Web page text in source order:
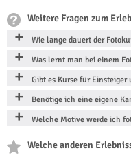
Weitere Fragen zum
Wie lange dauert der
Was lernt man bei einem
Gibt es Kurse für Einsteiger
Benötige ich eine eigene
Welche Motive werde ich
Welche anderen